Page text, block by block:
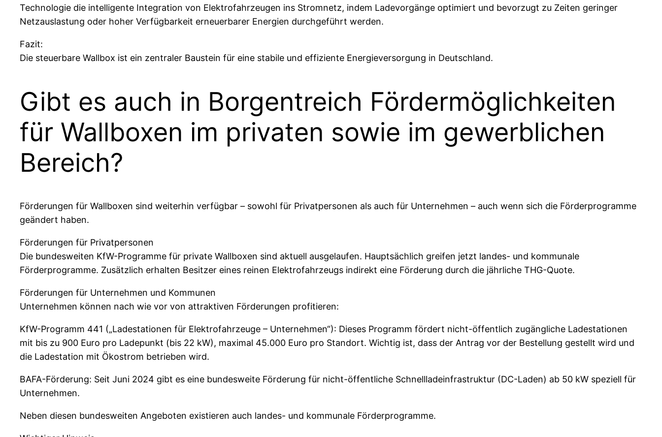
Technologie die intelligente Integration von Elektrofahrzeugen ins Stromnetz, indem Ladevorgänge optimiert und bevorzugt zu Zeiten geringer
Netzauslastung oder hoher Verfügbarkeit erneuerbarer Energien durchgeführt werden.
Fazit:
Die steuerbare Wallbox ist ein zentraler Baustein für eine stabile und effiziente Energieversorgung in Deutschland.
Gibt es auch in Borgentreich Fördermöglichkeiten
für Wallboxen im privaten sowie im gewerblichen
Bereich?
Förderungen für Wallboxen sind weiterhin verfügbar – sowohl für Privatpersonen als auch für Unternehmen – auch wenn sich die Förderprogramme
geändert haben.
Förderungen für Privatpersonen
Die bundesweiten KfW-Programme für private Wallboxen sind aktuell ausgelaufen. Hauptsächlich greifen jetzt landes- und kommunale
Förderprogramme. Zusätzlich erhalten Besitzer eines reinen Elektrofahrzeugs indirekt eine Förderung durch die jährliche THG-Quote.
Förderungen für Unternehmen und Kommunen
Unternehmen können nach wie vor von attraktiven Förderungen profitieren:
KfW-Programm 441 („Ladestationen für Elektrofahrzeuge – Unternehmen“): Dieses Programm fördert nicht-öffentlich zugängliche Ladestationen
mit bis zu 900 Euro pro Ladepunkt (bis 22 kW), maximal 45.000 Euro pro Standort. Wichtig ist, dass der Antrag vor der Bestellung gestellt wird und
die Ladestation mit Ökostrom betrieben wird.
BAFA-Förderung: Seit Juni 2024 gibt es eine bundesweite Förderung für nicht-öffentliche Schnellladeinfrastruktur (DC-Laden) ab 50 kW speziell für
Unternehmen.
Neben diesen bundesweiten Angeboten existieren auch landes- und kommunale Förderprogramme.